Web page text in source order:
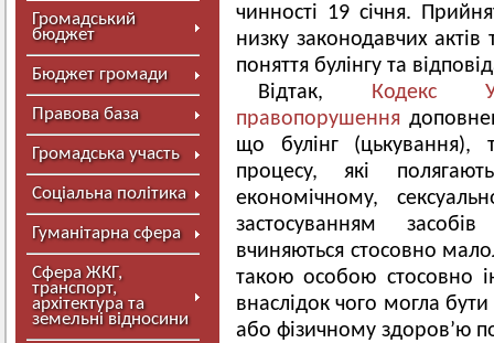
Громадський
бюджет
Бюджет громади
Правова база
Громадська участь
Соціальна політика
Гуманітарна сфера
Сфера ЖКГ,
транспорт,
архітектура та
земельні відносини
чинності 19 січня.
низку законодавчих
поняття булінгу та
Відтак, Кодекс
правопорушення
що булінг (цькування),
процесу, які
економічному,
застосуванням
вчиняються стосовно
такою особою стосовно
внаслідок чого могла
або фізичному здоров’ю